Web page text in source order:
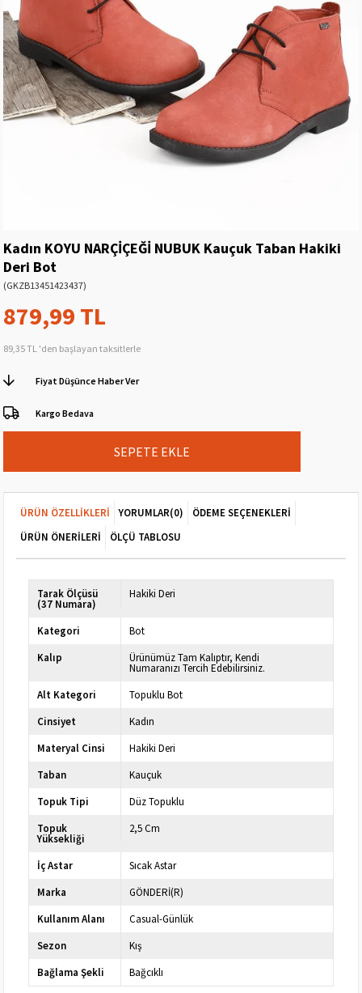
Kadın KOYU NARÇİÇEĞİ NUBUK Kauçuk Taban Hakiki
Deri Bot
(GKZB13451423437)
879,99 TL
89,35 TL 'den başlayan taksitlerle
Fiyat Düşünce Haber Ver
Kargo Bedava
ÜRÜN ÖZELLIKLERI YORUMLAR(0)
ÖDEME SEÇENEKLERI
ÜRÜN ÖNERILERI
ÖLÇÜ TABLOSU
Tarak Ölçüsü
(37 Numara)
Hakiki Deri
Kategori
Bot
Kalıp
Ürünümüz Tam Kalıptır, Kendi
Numaranızı Tercih Edebilirsiniz.
Alt Kategori
Topuklu Bot
Cinsiyet
Kadın
Materyal Cinsi
Hakiki Deri
Taban
Kauçuk
Topuk Tipi
Düz Topuklu
Topuk
Yüksekliği
2,5 Cm
İç Astar
Sıcak Astar
Marka
GÖNDERİ(R)
Kullanım Alanı
Casual-Günlük
Sezon
Kış
Bağlama Şekli
Bağcıklı